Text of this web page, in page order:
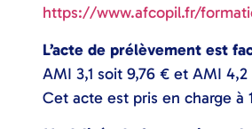
https://www.afcopil.fr/
L’acte de prélèvement est
AMI 3,1 soit 9,76 € et AMI
Cet acte est pris en charge à